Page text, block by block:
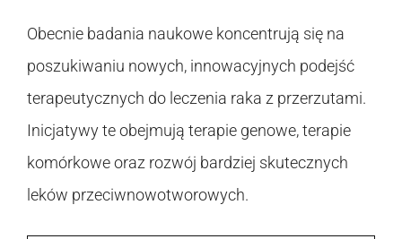
Obecnie badania naukowe koncentrują się na
poszukiwaniu nowych, innowacyjnych podejść
terapeutycznych do leczenia raka z przerzutami.
Inicjatywy te obejmują terapie genowe, terapie
komórkowe oraz rozwój bardziej skutecznych
leków przeciwnowotworowych.